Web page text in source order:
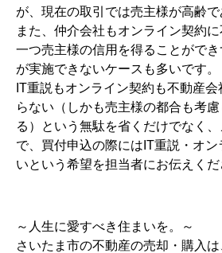
が、現在の取引では売主様が高齢で
また、仲介会社もオンライン契約
一つ売主様の信用を得ることがで
が実施できないケースも多いです。
IT重説もオンライン契約も不動産
らない（しかも売主様の都合も考
る）という無駄を省くだけでなく
で、買付申込の際にはIT重説・オ
いという希望を担当者にお伝えくだ
～人生に愛すべき住まいを。～
さいたま市の不動産の売却・購入